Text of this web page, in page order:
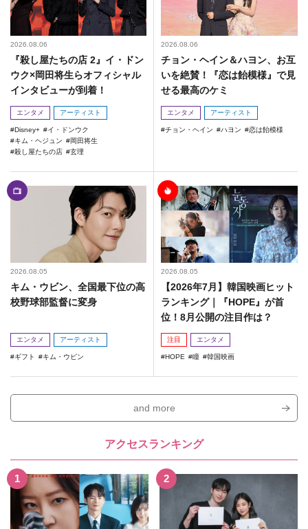
2026.08.06
『殺し屋たちの店 2』イ・ドン
ウク×岡田将生らオフィシャル
インタビューが到着！
エンタメ アーティスト
Disney+
イ・ドンウク
キム・ヘジュン
岡田将生
殺し屋たちの店
玄理
2026.08.06
チョン・ヘイン＆ハヨン、お互
いを絶賛！『恋は飴模様』で見
せる最高のケミ
エンタメ アーティスト
チョン・ヘイン ハヨン 恋は飴模様
2026.08.05
キム・ウビン、全国最下位の高
校野球部監督に変身
エンタメ アーティスト
ギフト キム・ウビン
2026.08.05
【2026年7月】韓国映画ヒット
ランキング｜『HOPE』が首
位！8月公開の注目作は？
注目 エンタメ
HOPE 瞳 韓国映画
and more
アクセスランキング